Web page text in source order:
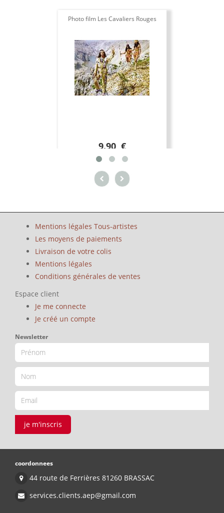
Photo film Les Cavaliers Rouges
9.90 €
Mentions légales Tous-artistes
Les moyens de paiements
Livraison de votre colis
Mentions légales
Conditions générales de ventes
Espace client
Je me connecte
Je créé un compte
Newsletter
je m'inscris
coordonnees
44 route de Ferrières 81260 BRASSAC
services.clients.aep@gmail.com